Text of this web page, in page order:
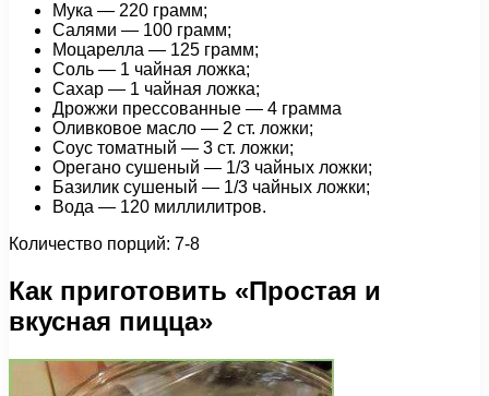
Мука — 220 грамм;
Салями — 100 грамм;
Моцарелла — 125 грамм;
Соль — 1 чайная ложка;
Сахар — 1 чайная ложка;
Дрожжи прессованные — 4 грамма
Оливковое масло — 2 ст. ложки;
Соус томатный — 3 ст. ложки;
Орегано сушеный — 1/3 чайных ложки;
Базилик сушеный — 1/3 чайных ложки;
Вода — 120 миллилитров.
Количество порций: 7-8
Как приготовить «Простая и
вкусная пицца»